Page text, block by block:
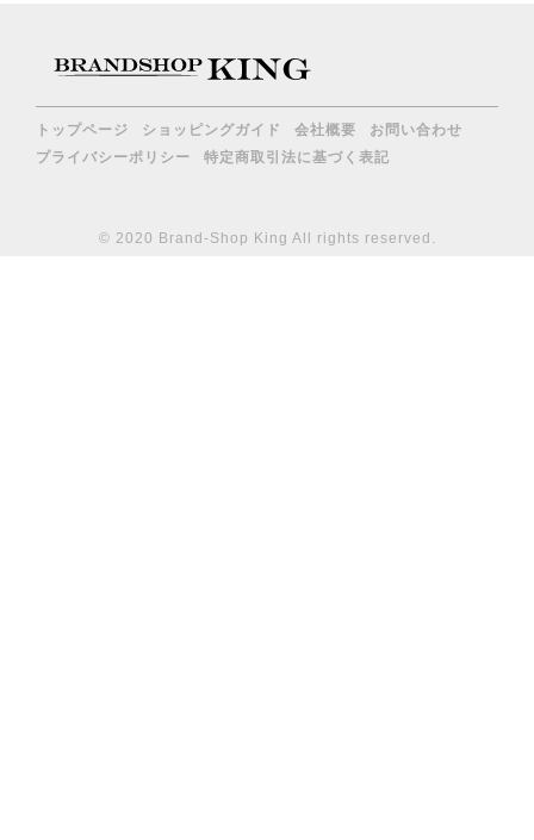
トップページ ショッピングガイド 会社概要
お問い合わせ
プライバシーポリシー
特定商取引法に基づく表記
© 2020 Brand-Shop King All rights reserved.